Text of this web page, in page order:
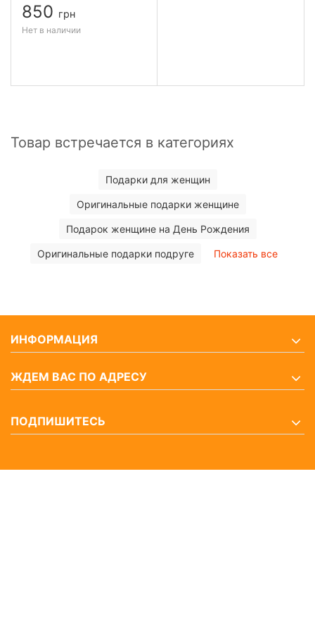
850 грн
Нет в наличии
Товар встречается в категориях
Подарки для женщин
Оригинальные подарки женщине
Подарок женщине на День Рождения
Оригинальные подарки подруге Показать все
ИНФОРМАЦИЯ
ЖДЕМ ВАС ПО АДРЕСУ
ПОДПИШИТЕСЬ